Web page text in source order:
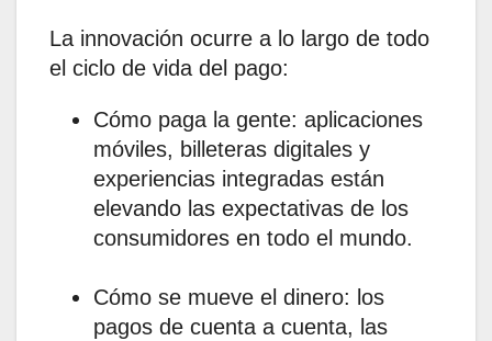
La innovación ocurre a lo largo de todo
el ciclo de vida del pago:
Cómo paga la gente: aplicaciones
móviles, billeteras digitales y
experiencias integradas están
elevando las expectativas de los
consumidores en todo el mundo.
Cómo se mueve el dinero: los
pagos de cuenta a cuenta, las